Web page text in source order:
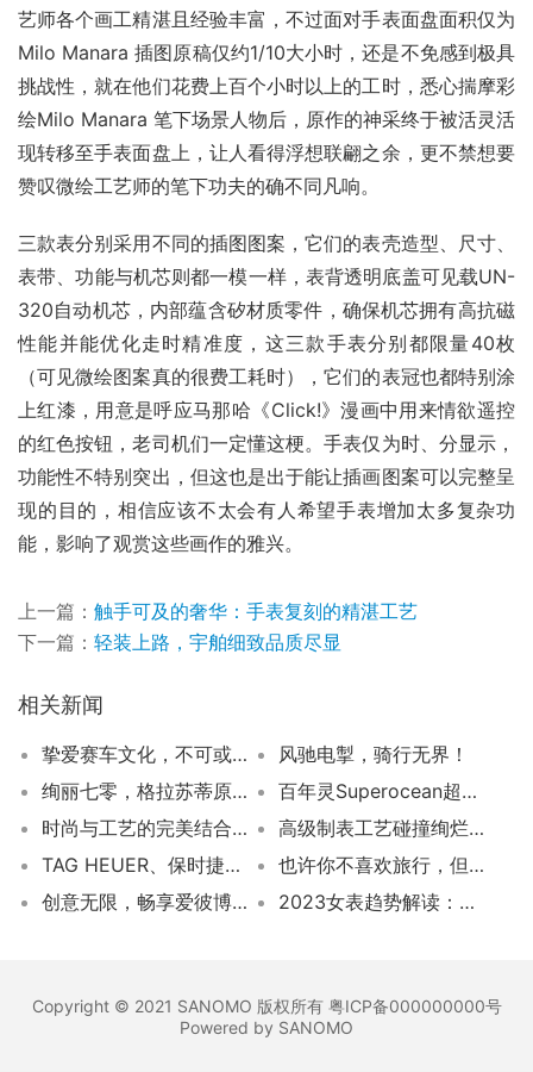
艺师各个画工精湛且经验丰富，不过面对手表面盘面积仅为
Milo Manara 插图原稿仅约1/10大小时，还是不免感到极具
挑战性，就在他们花费上百个小时以上的工时，悉心揣摩彩
绘Milo Manara 笔下场景人物后，原作的神采终于被活灵活
现转移至手表面盘上，让人看得浮想联翩之余，更不禁想要
赞叹微绘工艺师的笔下功夫的确不同凡响。
三款表分别采用不同的插图图案，它们的表壳造型、尺寸、
表带、功能与机芯则都一模一样，表背透明底盖可见载UN-
320自动机芯，内部蕴含矽材质零件，确保机芯拥有高抗磁
性能并能优化走时精准度，这三款手表分别都限量40枚
（可见微绘图案真的很费工耗时），它们的表冠也都特别涂
上红漆，用意是呼应马那哈《Click!》漫画中用来情欲遥控
的红色按钮，老司机们一定懂这梗。手表仅为时、分显示，
功能性不特别突出，但这也是出于能让插画图案可以完整呈
现的目的，相信应该不太会有人希望手表增加太多复杂功
能，影响了观赏这些画作的雅兴。
上一篇： 触手可及的奢华：手表复刻的精湛工艺
下一篇： 轻装上路，宇舶细致品质尽显
相关新闻
挚爱赛车文化，不可或缺的佩戴之选！卡莱拉系列保时捷Chronosprint计时码表6万8！
风驰电掣，骑行无界！
绚丽七零，格拉苏蒂原创新作登场
百年灵Superocean超级海洋系列:彩虹时标与迷彩面盘的创意碰撞
时尚与工艺的完美结合——CHANEL 2024年度限定腕表系列
高级制表工艺碰撞绚烂色彩！路易威登Tambour Moon新增绿与黄蓝宝石手表！
TAG HEUER、保时捷和L’ART DE L’AUTOMOBILE共同打造创意艺术车型968 L’ART！
也许你不喜欢旅行，但是你一定喜欢世界
创意无限，畅享爱彼博物馆工作坊
2023女表趋势解读：融合时尚与功能
Copyright © 2021 SANOMO 版权所有 粤ICP备000000000号
Powered by SANOMO